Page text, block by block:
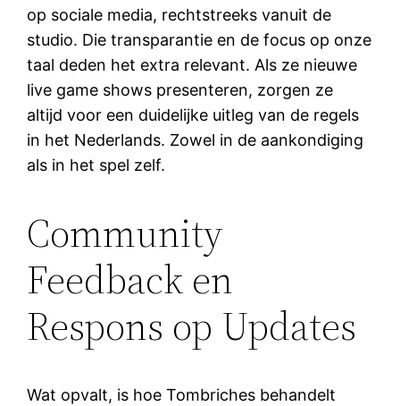
op sociale media, rechtstreeks vanuit de
studio. Die transparantie en de focus op onze
taal deden het extra relevant. Als ze nieuwe
live game shows presenteren, zorgen ze
altijd voor een duidelijke uitleg van de regels
in het Nederlands. Zowel in de aankondiging
als in het spel zelf.
Community
Feedback en
Respons op Updates
Wat opvalt, is hoe Tombriches behandelt